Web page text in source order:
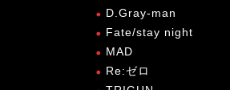
D.Gray-man
Fate/stay night
MAD
Re:ゼロ